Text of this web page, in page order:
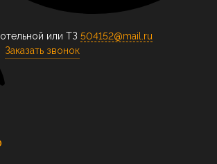
или ТЗ 504152@mail.ru
Заказать звонок